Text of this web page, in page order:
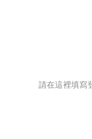
請在這裡填寫